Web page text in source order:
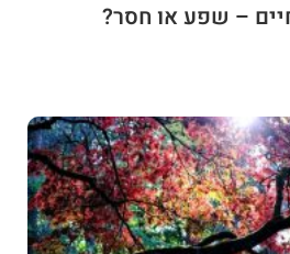
– שפע או חסר?